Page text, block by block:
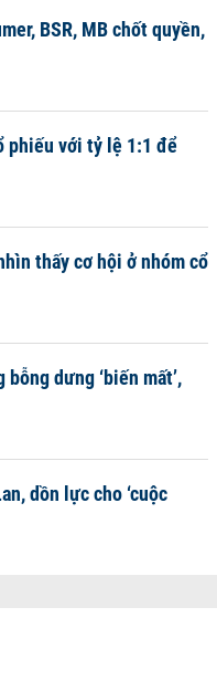
BSR, MB chốt quyền,
phiếu với tỷ lệ 1:1 để
thấy cơ hội ở nhóm cổ
dưng ‘biến mất’,
dồn lực cho ‘cuộc